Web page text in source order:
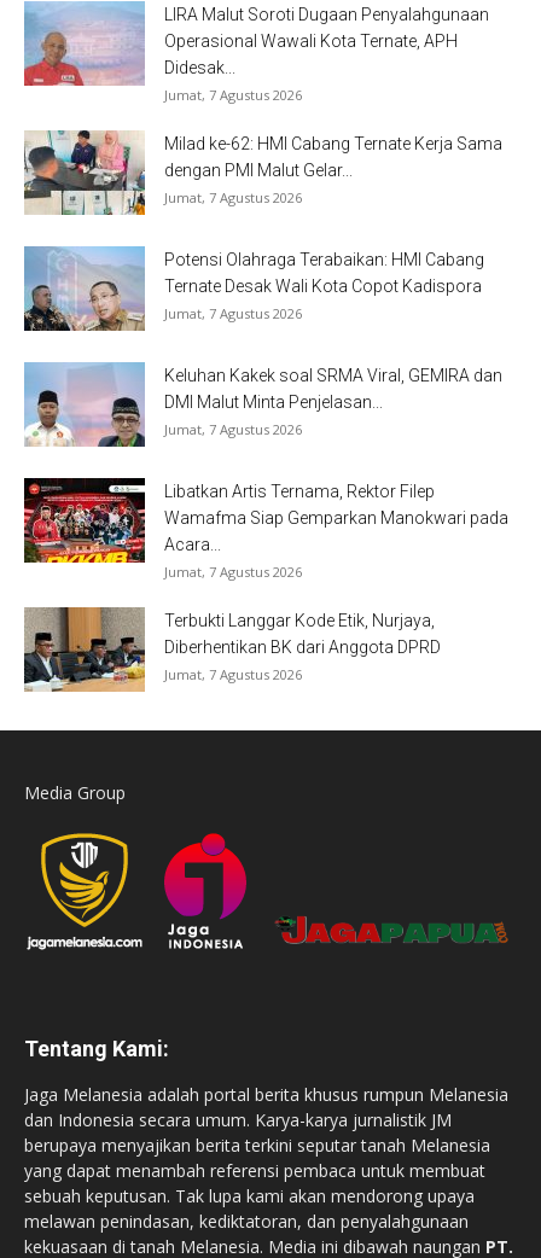
LIRA Malut Soroti Dugaan Penyalahgunaan
Operasional Wawali Kota Ternate, APH
Didesak...
Jumat, 7 Agustus 2026
Milad ke-62: HMI Cabang Ternate Kerja Sama
dengan PMI Malut Gelar...
Jumat, 7 Agustus 2026
Potensi Olahraga Terabaikan: HMI Cabang
Ternate Desak Wali Kota Copot Kadispora
Jumat, 7 Agustus 2026
Keluhan Kakek soal SRMA Viral, GEMIRA dan
DMI Malut Minta Penjelasan...
Jumat, 7 Agustus 2026
Libatkan Artis Ternama, Rektor Filep
Wamafma Siap Gemparkan Manokwari pada
Acara...
Jumat, 7 Agustus 2026
Terbukti Langgar Kode Etik, Nurjaya,
Diberhentikan BK dari Anggota DPRD
Jumat, 7 Agustus 2026
Media Group
Tentang Kami:
Jaga Melanesia adalah portal berita khusus rumpun Melanesia
dan Indonesia secara umum. Karya-karya jurnalistik JM
berupaya menyajikan berita terkini seputar tanah Melanesia
yang dapat menambah referensi pembaca untuk membuat
sebuah keputusan. Tak lupa kami akan mendorong upaya
melawan penindasan, kediktatoran, dan penyalahgunaan
kekuasaan di tanah Melanesia. Media ini dibawah naungan PT.